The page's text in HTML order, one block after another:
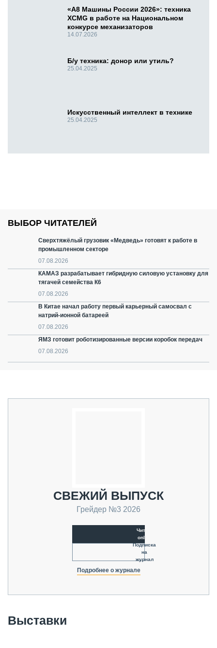
«А8 Машины России 2026»: техника
XCMG в работе на Национальном
конкурсе механизаторов
14.07.2026
Б/у техника: донор или утиль?
25.04.2025
Искусственный интеллект в технике
25.04.2025
ВЫБОР ЧИТАТЕЛЕЙ
Сверхтяжёлый грузовик «Медведь» готовят к работе в
промышленном секторе
07.08.2026
КАМАЗ разрабатывает гибридную силовую установку для
тягачей семейства К6
07.08.2026
В Китае начал работу первый карьерный самосвал с
натрий-ионной батареей
07.08.2026
ЯМЗ готовит роботизированные версии коробок передач
07.08.2026
СВЕЖИЙ ВЫПУСК
Грейдер №3 2026
Читать
online
Подписка
на
журнал
Подробнее о журнале
Выставки